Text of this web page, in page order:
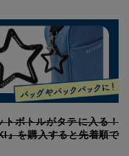
ボトルがタテに入る！
』を購入すると先着順で